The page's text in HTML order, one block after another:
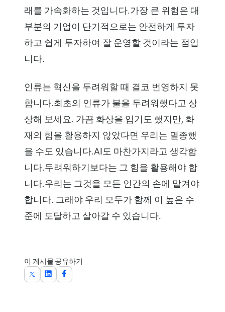
래를 가속화하는 것입니다.가장 큰 위험은 대
부분의 기업이 단기적으로는 안전하게 투자
하고 쉽게 투자하여 잘 운영할 것이라는 점입
니다.
인류는 혁신을 두려워할 때 결코 번영하지 못
합니다.최초의 인류가 불을 두려워했다고 상
상해 보세요. 가끔 화상을 입기도 했지만, 화
재의 힘을 활용하지 않았다면 우리는 멸종했
을 수도 있습니다.AI도 마찬가지라고 생각합
니다.두려워하기보다는 그 힘을 활용해야 합
니다.우리는 그것을 모든 인간의 손에 맡겨야
합니다. 그래야 우리 모두가 함께 이 높은 수
준에 도달하고 살아갈 수 있습니다.
이 게시물 공유하기